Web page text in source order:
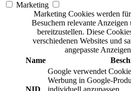
Marketing
Marketing Cookies werden
Besuchern relevante
bereitzustellen. Diese
verschiedenen Websites und
angepasste
Name
NID
Google verwendet
Werbung in Google-
individuell anzupassen.